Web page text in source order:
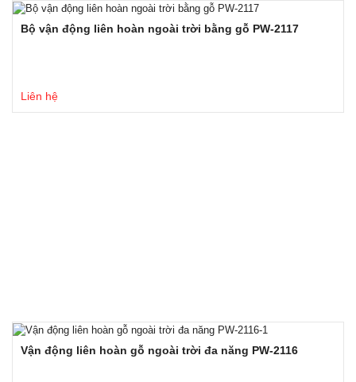
Bộ vận động liên hoàn ngoài trời bằng gỗ PW-2117
Liên hệ
Vận động liên hoàn gỗ ngoài trời đa năng PW-2116